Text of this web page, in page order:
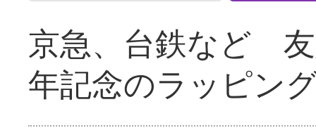
京急、台鉄など
年記念のラッピン